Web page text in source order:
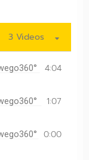
3 Videos
4:04
1:07
0:00